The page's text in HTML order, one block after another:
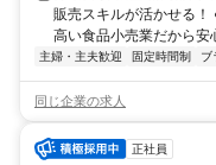
販売スキルが活かせる
高い食品小売業だから安
主婦・主夫歓迎 固定時間制 ブ
同じ企業の求人
正社員